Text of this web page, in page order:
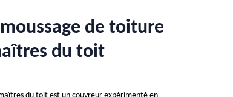
de toiture
du toit